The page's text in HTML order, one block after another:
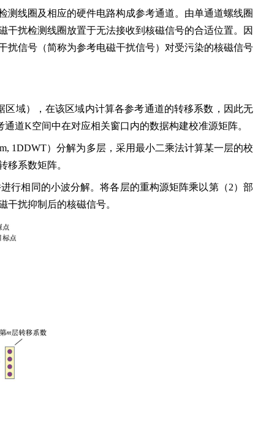
线圈及相应的硬件电路构成参考通道。由单通道螺线圈
扰检测线圈放置于无法接收到核磁信号的合适位置。因
扰信号（简称为参考电磁干扰信号）对受污染的核磁信号
域），在该区域内计算各参考通道的转移系数，因此无
道K空间中在对应相关窗口内的数据构建校准源矩阵。
1DDWT）分解为多层，采用最小二乘法计算某一层的校
移系数矩阵。
行相同的小波分解。将各层的重构源矩阵乘以第（2）部
扰抑制后的核磁信号。